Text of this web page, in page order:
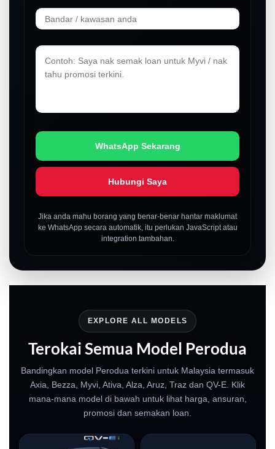
WhatsApp Sekarang
Hubungi Saya
Jika anda mahu borang yang benar-benar hantar maklumat
ke WhatsApp secara automatik, itu perlukan JavaScript atau
integration tambahan.
EXPLORE ALL MODELS
Terokai Semua Model Perodua
Bandingkan model Perodua terkini untuk Malaysia termasuk
Axia, Bezza, Myvi, Ativa, Alza, Aruz, Traz dan QV-E. Klik
mana-mana model di bawah untuk lihat harga, ansuran,
promosi dan semakan loan.